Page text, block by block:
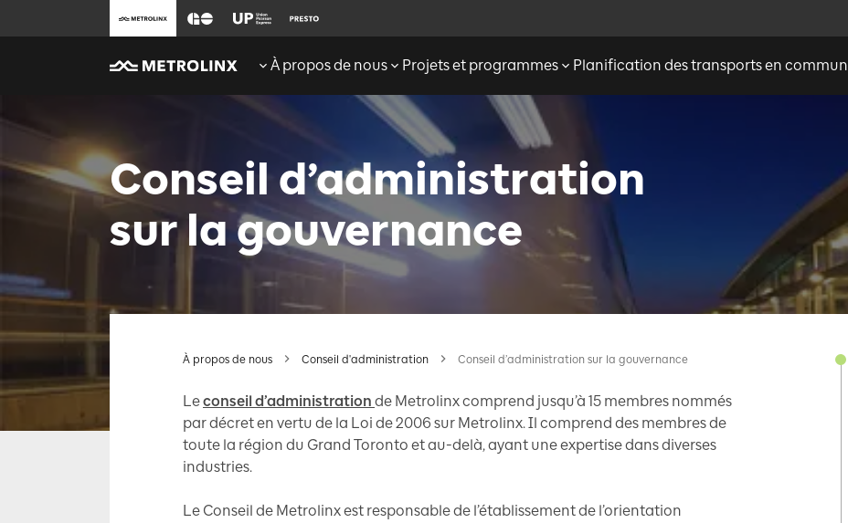
À propos de nous Projets et programmes Planification des transports en commun
Conseil d’administration
sur la gouvernance
À propos de nous Conseil d'administration Conseil d’administration sur la gouvernance
Leconseil d’administration de Metrolinx comprend jusqu’à 15 membres nommés
par décret en vertu de la Loi de 2006 sur Metrolinx. Il comprend des membres de
toute la région du Grand Toronto et au-delà, ayant une expertise dans diverses
industries.
Le Conseil de Metrolinx est responsable de l’établissement de l’orientation